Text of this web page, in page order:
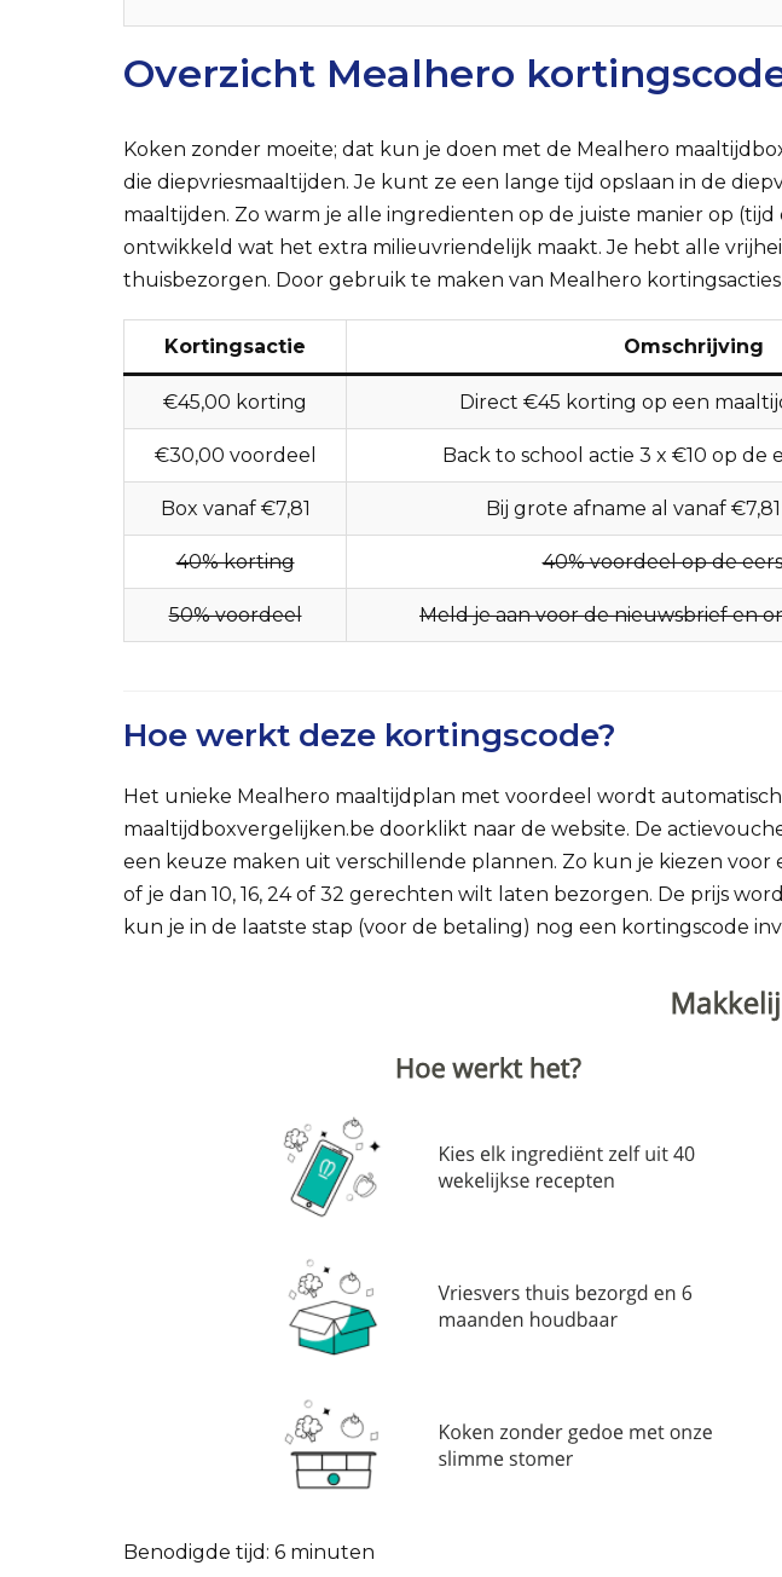
Overzicht Mealhero
Koken zonder moeite; dat kun je doen met de Mealhero
die diepvriesmaaltijden. Je kunt ze een lange tijd opslaan in de
maaltijden. Zo warm je alle ingredienten op de juiste manier op
ontwikkeld wat het extra milieuvriendelijk maakt. Je hebt alle
thuisbezorgen. Door gebruik te maken van Mealhero
Kortingsactie Omschrijving
€45,00 korting Direct €45 korting op een
€30,00 voordeel Back to school actie 3 x €10 op de
Box vanaf €7,81 Bij grote afname al vanaf
40% korting 40% voordeel op de
50% voordeel Meld je aan voor de nieuwsbrief en
Hoe werkt deze kortingscode?
Het unieke Mealhero maaltijdplan met voordeel wordt
maaltijdboxvergelijken.be doorklikt naar de website. De
een keuze maken uit verschillende plannen. Zo kun je kiezen
of je dan 10, 16, 24 of 32 gerechten wilt laten bezorgen. De prijs
kun je in de laatste stap (voor de betaling) nog een kortingscode
Benodigde tijd: 6 minuten